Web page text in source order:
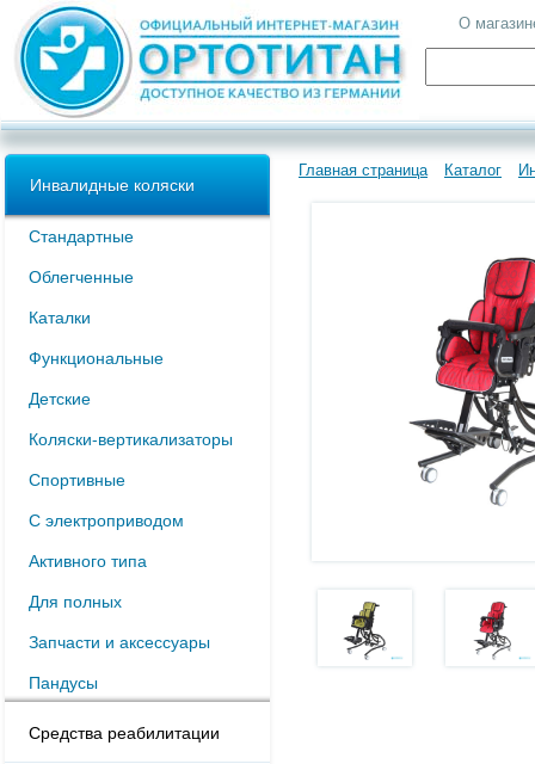
О
Инвалидные коляски
Стандартные
Облегченные
Каталки
Функциональные
Детские
Коляски-вертикализаторы
Спортивные
С электроприводом
Активного типа
Для полных
Запчасти и аксессуары
Пандусы
Средства реабилитации
Главная страница Каталог